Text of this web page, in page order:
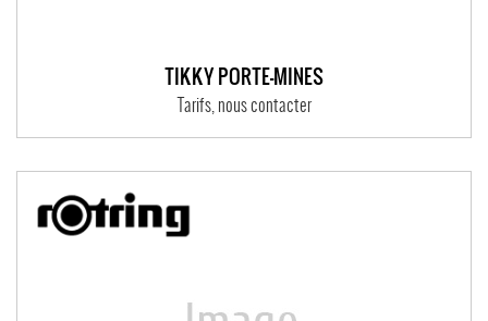
TIKKY PORTE-MINES
Tarifs, nous contacter